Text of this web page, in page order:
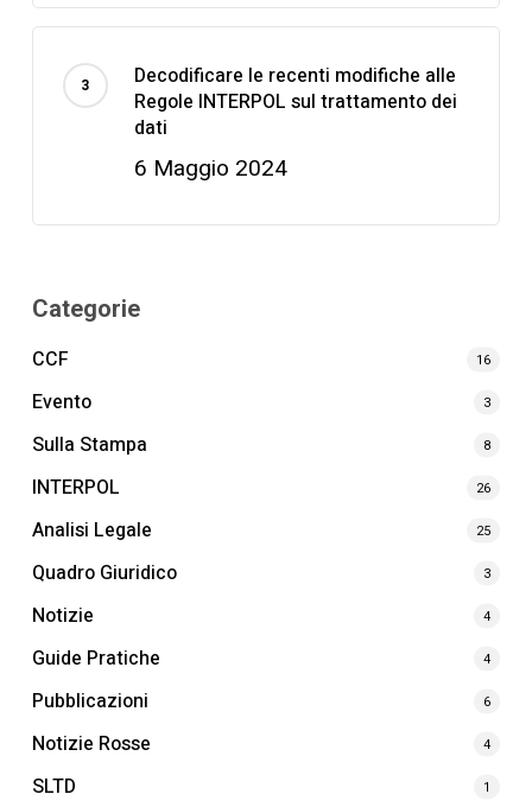
Decodificare le recenti modifiche alle
Regole INTERPOL sul trattamento dei
dati
6 Maggio 2024
Categorie
CCF
16
Evento 3
Sulla Stampa 8
INTERPOL 26
Analisi Legale 25
Quadro Giuridico 3
Notizie 4
Guide Pratiche 4
Pubblicazioni 6
Notizie Rosse 4
SLTD 1